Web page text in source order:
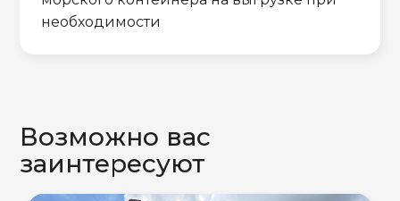
необходимости
Возможно вас
заинтересуют